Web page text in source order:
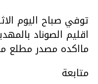
اقليم الصوناد
مااكده مصدر مطلع
متابعة